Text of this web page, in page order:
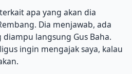
apa yang akan dia
Dia menjawab, ada
diampu langsung Gus Baha.
ingin mengajak saya, kalau